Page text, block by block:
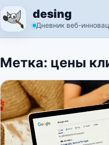
Перейти к содержимому
desing
Дневник веб-
Метка: цены